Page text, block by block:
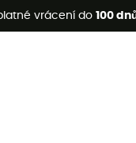
vrácení do 100
při nákupu 2 produktů*